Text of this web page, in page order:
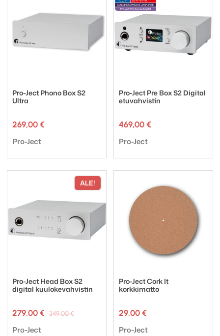
Pro-Ject Phono Box S2
Ultra
269,00 €
Tuotemerkki:
Pro-Ject
Pro-Ject Pre Box S2 Digital
etuvahvistin
469,00 €
Tuotemerkki:
Pro-Ject
ALE!
Pro-Ject Head Box S2
digital kuulokevahvistin
349,00€Alkuperäinen
279,00 €
Nykyinen
Tuotemerkki:
Pro-Ject
Pro-Ject Cork It
korkkimatto
29,00 €
Tuotemerkki:
Pro-Ject